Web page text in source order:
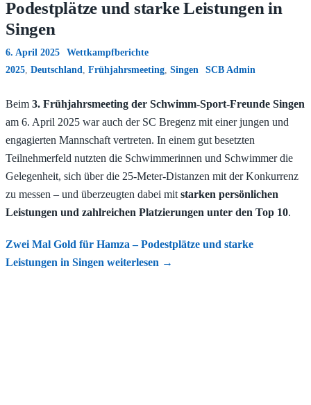
Podestplätze und starke Leistungen in
Singen
6. April 2025
Wettkampfberichte
2025 Deutschland Frühjahrsmeeting Singen SCB Admin
Beim 3. Frühjahrsmeeting der Schwimm-Sport-Freunde Singen
am 6. April 2025 war auch der SC Bregenz mit einer jungen und
engagierten Mannschaft vertreten. In einem gut besetzten
Teilnehmerfeld nutzten die Schwimmerinnen und Schwimmer die
Gelegenheit, sich über die 25-Meter-Distanzen mit der Konkurrenz
zu messen – und überzeugten dabei mit starken persönlichen
Leistungen und zahlreichen Platzierungen unter den Top 10.
Zwei Mal Gold für Hamza – Podestplätze und starke
Leistungen in Singen weiterlesen →